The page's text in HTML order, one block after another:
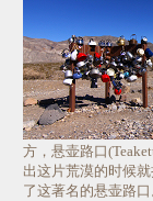
方，悬壶路口
出这片荒漠的时候
了这著名的悬壶路